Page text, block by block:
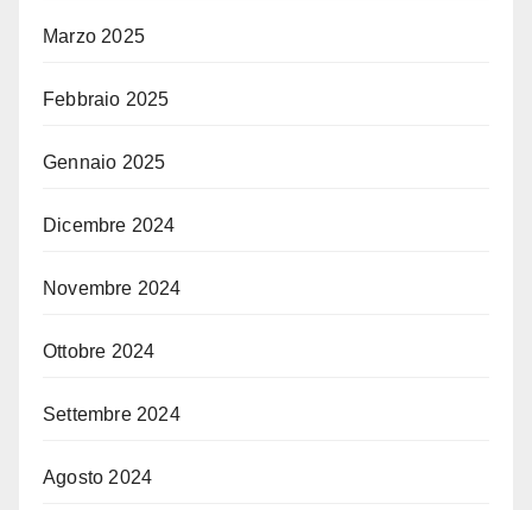
Marzo 2025
Febbraio 2025
Gennaio 2025
Dicembre 2024
Novembre 2024
Ottobre 2024
Settembre 2024
Agosto 2024